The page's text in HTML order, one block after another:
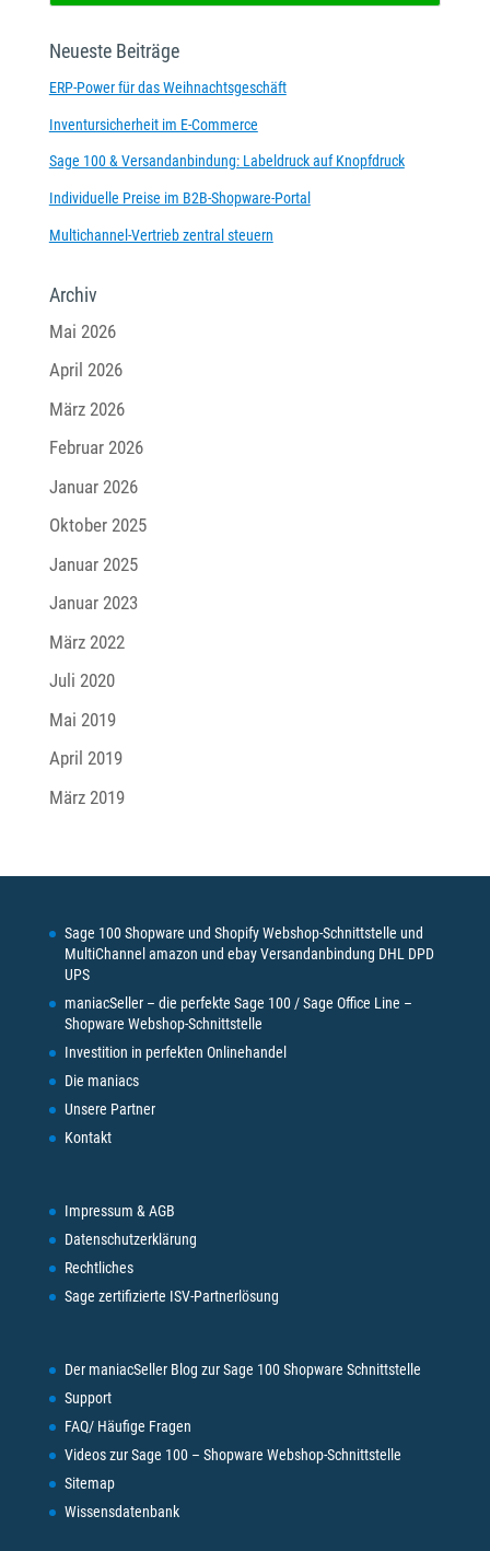
Neueste Beiträge
ERP-Power für das Weihnachtsgeschäft
Inventursicherheit im E-Commerce
Sage 100 & Versandanbindung: Labeldruck auf Knopfdruck
Individuelle Preise im B2B-Shopware-Portal
Multichannel-Vertrieb zentral steuern
Archiv
Mai 2026
April 2026
März 2026
Februar 2026
Januar 2026
Oktober 2025
Januar 2025
Januar 2023
März 2022
Juli 2020
Mai 2019
April 2019
März 2019
Sage 100 Shopware und Shopify Webshop-Schnittstelle und
MultiChannel amazon und ebay Versandanbindung DHL DPD
UPS
maniacSeller – die perfekte Sage 100 / Sage Office Line –
Shopware Webshop-Schnittstelle
Investition in perfekten Onlinehandel
Die maniacs
Unsere Partner
Kontakt
Impressum & AGB
Datenschutzerklärung
Rechtliches
Sage zertifizierte ISV-Partnerlösung
Der maniacSeller Blog zur Sage 100 Shopware Schnittstelle
Support
FAQ/ Häufige Fragen
Videos zur Sage 100 – Shopware Webshop-Schnittstelle
Sitemap
Wissensdatenbank